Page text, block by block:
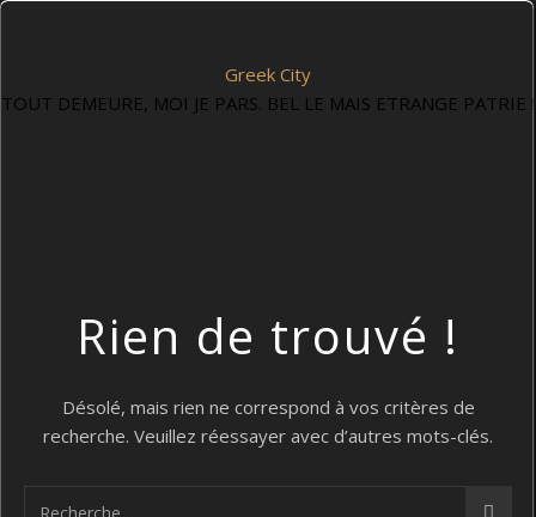
Greek City
TOUT DEMEURE, MOI JE PARS. BEL LE MAIS ETRANGE PATRIE !
Rien de trouvé !
Désolé, mais rien ne correspond à vos critères de
recherche. Veuillez réessayer avec d’autres mots-clés.